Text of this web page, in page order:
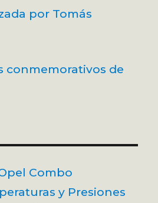
por Tomás
conmemorativos de
Combo
y Presiones